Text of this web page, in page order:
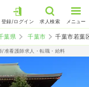
登録/ログイン 求人検索 メニュー
葉県 千葉市 千葉市若葉
/准看護師求人・転職・給料